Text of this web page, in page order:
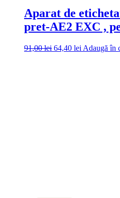
Aparat de
pret-AE2 EXC ,
91,00lei Prețul
64,40 lei Prețul
Adaugă în